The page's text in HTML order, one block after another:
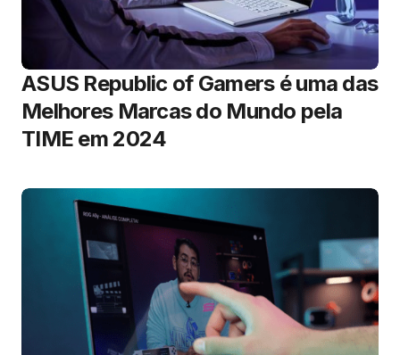
ASUS Republic of Gamers é uma das
Melhores Marcas do Mundo pela
TIME em 2024